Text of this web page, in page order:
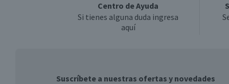
Centro de Ayuda
Si tienes alguna duda ingresa
aquí
Suscríbete a nuestras ofertas y novedades